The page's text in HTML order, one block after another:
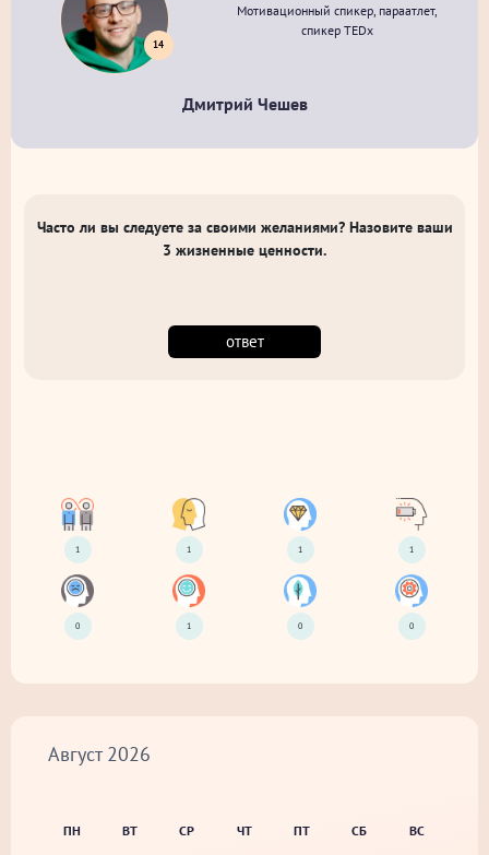
14
Мотивационный спикер, параатлет,
спикер TEDx
Дмитрий Чешев
Часто ли вы следуете за своими желаниями? Назовите ваши
3 жизненные ценности.
ответ
1 1 1 1
0 1 0 0
Август 2026
ПН ВТ СР ЧТ ПТ СБ ВС